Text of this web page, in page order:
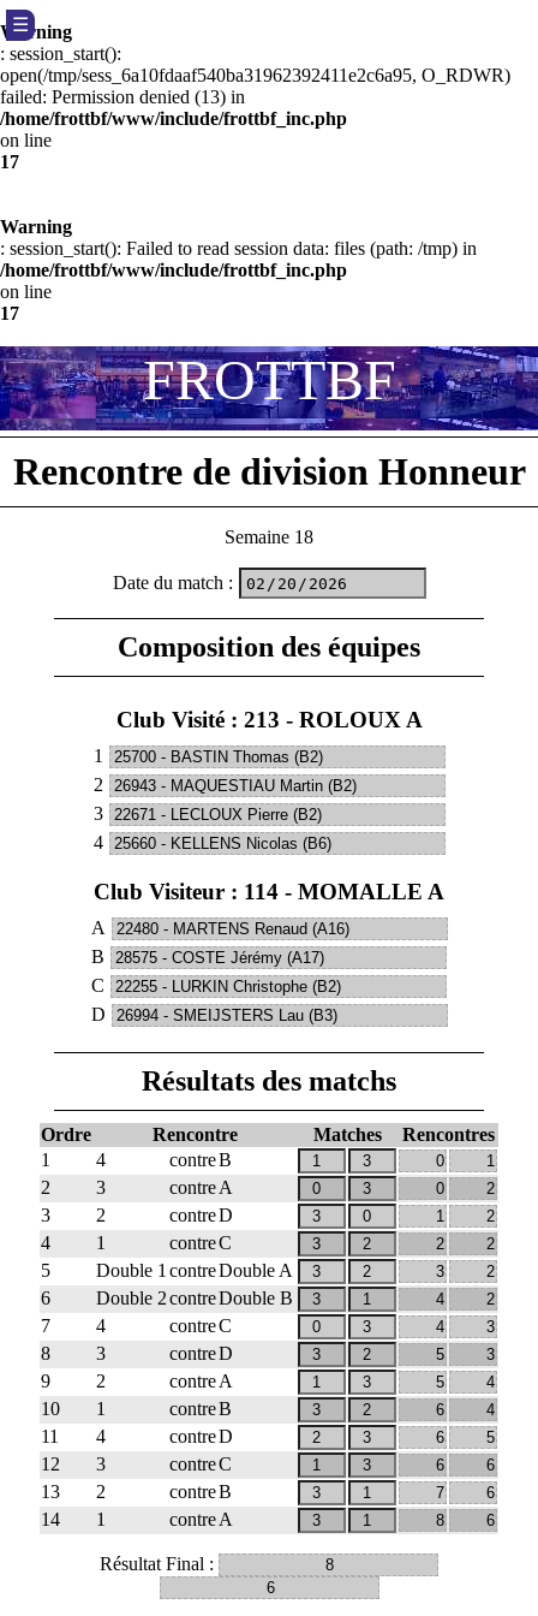
Warning
: session_start():
open(/tmp/sess_6a10fdaaf540ba31962392411e2c6a95, O_RDWR)
failed: Permission denied (13) in
/home/frottbf/www/include/frottbf_inc.php
on line
17
Warning
: session_start(): Failed to read session data: files (path: /tmp) in
/home/frottbf/www/include/frottbf_inc.php
on line
17
FROTTBF
☰
Rencontre de division Honneur
Semaine 18
Date du match :
Composition des équipes
Club Visité : 213 - ROLOUX A
1
2
3
4
Club Visiteur : 114 - MOMALLE A
A
B
C
D
Résultats des matchs
Ordre Rencontre Matches
Rencontres
1
4 contreB
2
3 contreA
3
2 contreD
4
1 contreC
5
Double 1 contreDouble A
6
Double 2contreDouble B
7
4 contreC
8
3 contreD
9
2 contreA
10
1 contreB
11
4 contreD
12
3 contreC
13
2 contreB
14
1 contreA
Résultat Final :